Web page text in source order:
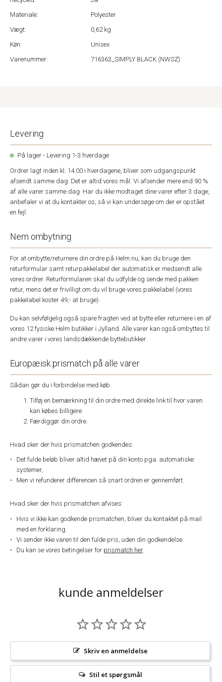
Materiale:
Polyester
Vægt:
0,62 kg
Køn:
Unisex
Varenummer:
716363_SIMPLY BLACK (NWSZ)
Levering
På lager - Levering 1-3 hverdage
Ordrer lagt inden kl. 14.00 i hverdagene, bliver som udgangspunkt
afsendt samme dag. Det er altid vores mål. Vi afsender mere end 90 %
af alle varer samme dag. Har du ikke modtaget dine varer efter 3 dage,
anbefaler vi at du kontakter os, så vi kan undersøge om der er opstået
en fejl.
Nem ombytning
For at ombytte/returnere din ordre på Helm.nu, kan du bruge den
returformular samt returpakkelabel der automatisk er medsendt alle
vores ordrer. Returformularen skal du udfylde og sende med pakken
retur, mens det er frivilligt om du vil bruge vores pakkelabel (vores
pakkelabel koster 49,- at bruge).
Du kan selvfølgelig også spare fragten ved at bytte eller returnere i en af
vores 12 fysiske Helm butikker i Jylland. Alle varer kan også ombyttes til
andre varer i vores landsdækkende byttebutikker.
Europæisk prismatch på alle varer
Sådan gør du i forbindelse med køb
Tilføj en bemærkning til din ordre med direkte link til hvor varen
kan købes billigere
Færdiggør din ordre.
Hvad sker der hvis prismatchen godkendes:
Det fulde beløb bliver altid hævet på din konto pga. automatiske
systemer,
Men vi refunderer differencen så snart ordren er gennemført.
Hvad sker der hvis prismatchen afvises:
Hvis vi ikke kan godkende prismatchen, bliver du kontaktet på mail
med en forklaring.
Vi sender ikke varen til den fulde pris, uden din godkendelse.
Du kan se vores betingelser for prismatch her.
kunde anmeldelser
Skriv en anmeldelse
Stil et spørgsmål